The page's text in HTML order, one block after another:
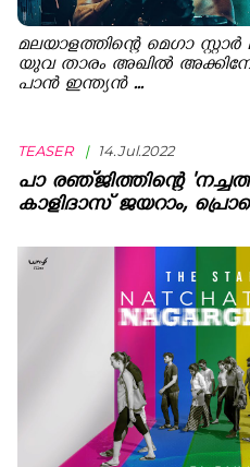
മലയാളത്തിന്റെ മെഗാ സ്റ്റാര്‍
യുവ താരം അഖില്‍
പാന്‍ ഇന്ത്യന്‍ ...
TEASER | 14.Jul.2022
പാ രഞ്‍ജിത്തിന്റെ
കാളിദാസ് ജയറാം,